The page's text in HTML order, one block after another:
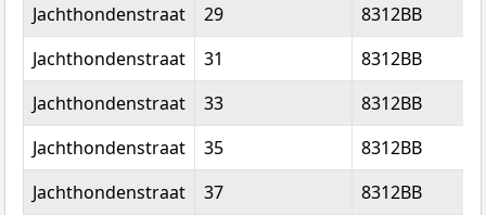
Jachthondenstraat
29 8312BB
Jachthondenstraat
31 8312BB
Jachthondenstraat
33 8312BB
Jachthondenstraat
35 8312BB
Jachthondenstraat
37 8312BB